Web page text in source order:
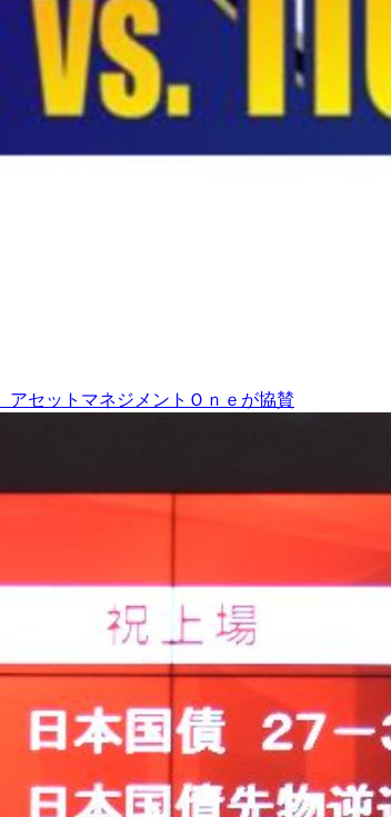
アセットマネジメントＯｎｅが協賛